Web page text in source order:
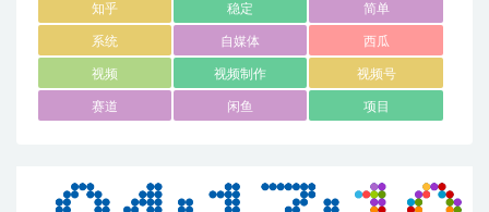
知乎 稳定 简单
系统 自媒体 西瓜
视频 视频制作 视频号
赛道 闲鱼 项目